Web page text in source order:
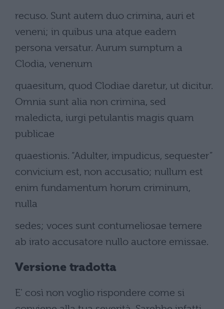
recuso. Sunt autem duo crimina, auri et
veneni; in quibus una atque eadem
persona versatur. Aurum sumptum a
Clodia, venenum
quaesitum, quod Clodiae daretur, ut dicitur.
Omnia sunt alia non crimina, sed
maledicta, iurgi petulantis magis quam
publicae
quaestionis. “Adulter, impudicus, sequester”
convicium est, non accusatio; nullum est
enim fundamentum horum criminum,
nulla
sedes; voces sunt contumeliosae temere
ab irato accusatore nullo auctore emissae.
Versione tradotta
E' così non voglio rispondere come si